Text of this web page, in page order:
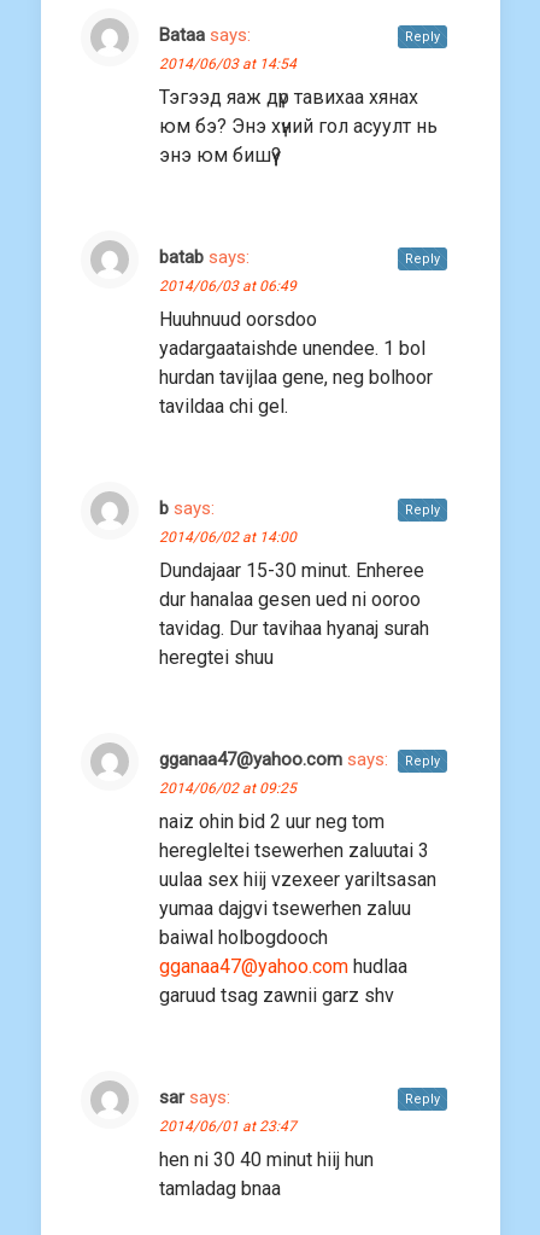
Bataa says:
2014/06/03 at 14:54
Тэгээд яаж дүр тавихаа хянах
юм бэ? Энэ хүний гол асуулт нь
энэ юм бишүү?
Reply
batab says:
2014/06/03 at 06:49
Huuhnuud oorsdoo
yadargaataishde unendee. 1 bol
hurdan tavijlaa gene, neg bolhoor
tavildaa chi gel.
Reply
b says:
2014/06/02 at 14:00
Dundajaar 15-30 minut. Enheree
dur hanalaa gesen ued ni ooroo
tavidag. Dur tavihaa hyanaj surah
heregtei shuu
Reply
gganaa47@yahoo.com says:
2014/06/02 at 09:25
naiz ohin bid 2 uur neg tom
heregleltei tsewerhen zaluutai 3
uulaa sex hiij vzexeer yariltsasan
yumaa dajgvi tsewerhen zaluu
baiwal holbogdooch
gganaa47@yahoo.com hudlaa
garuud tsag zawnii garz shv
Reply
sar says:
2014/06/01 at 23:47
hen ni 30 40 minut hiij hun
tamladag bnaa
Reply